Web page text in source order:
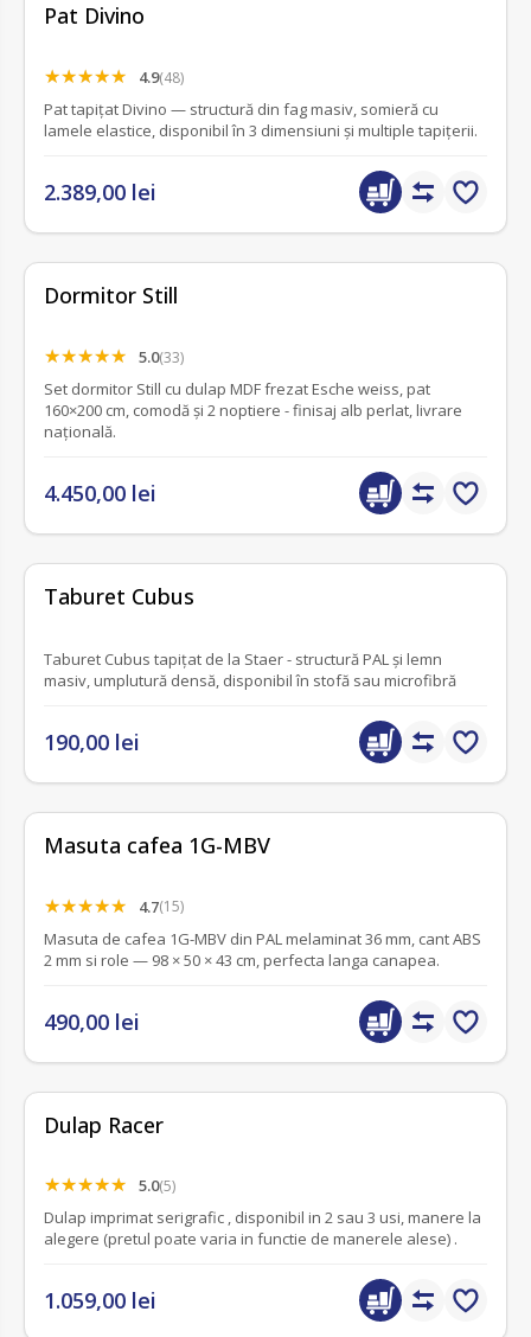
Pat Divino
4.9(48)
Pat tapițat Divino — structură din fag masiv, somieră cu
lamele elastice, disponibil în 3 dimensiuni și multiple tapițerii.
2.389,00 lei
Dormitor Still
5.0(33)
Set dormitor Still cu dulap MDF frezat Esche weiss, pat
160×200 cm, comodă și 2 noptiere - finisaj alb perlat, livrare
națională.
4.450,00 lei
Taburet Cubus
Taburet Cubus tapițat de la Staer - structură PAL și lemn
masiv, umplutură densă, disponibil în stofă sau microfibră
190,00 lei
Masuta cafea 1G-MBV
4.7(15)
Masuta de cafea 1G-MBV din PAL melaminat 36 mm, cant ABS
2 mm si role — 98 × 50 × 43 cm, perfecta langa canapea.
490,00 lei
Dulap Racer
5.0(5)
Dulap imprimat serigrafic , disponibil in 2 sau 3 usi, manere la
alegere (pretul poate varia in functie de manerele alese) .
1.059,00 lei